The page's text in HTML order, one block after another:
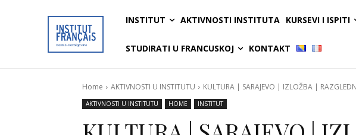
INSTITUT AKTIVNOSTI INSTITUTA KURSEVI I ISPITI
STUDIRATI U FRANCUSKOJ KONTAKT
Home AKTIVNOSTI U INSTITUTU KULTURA | SARAJEVO | IZLOŽBA |
AKTIVNOSTI U INSTITUTU HOME INSTITUT